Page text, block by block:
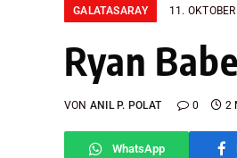
GALATASARAY 11.
Ryan
VON ANIL P. POLAT 0 2
WhatsApp